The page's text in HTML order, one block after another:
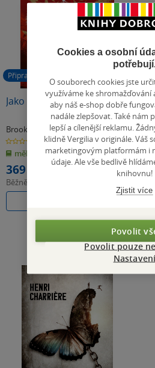
Připravujeme
Jako lapit divokého ptáčka
Brooke Fast
0.0
z
5
hvězdiček
měkká vazba
369 Kč
Běžně
0.0
5
Cookies a osobní
potřebují.
O souborech cookies jste
využíváme ke shromažďování
aby náš e-shop dobře
nadále zlepšovat. Také nám
lepší a cílenější reklamu.
klidně Vergilia v originále. Váš
marketingovým platformám i
údaje. Ale vše bedlivě
knihovnu!
Zjistit více
Povolit
Povolit pouze